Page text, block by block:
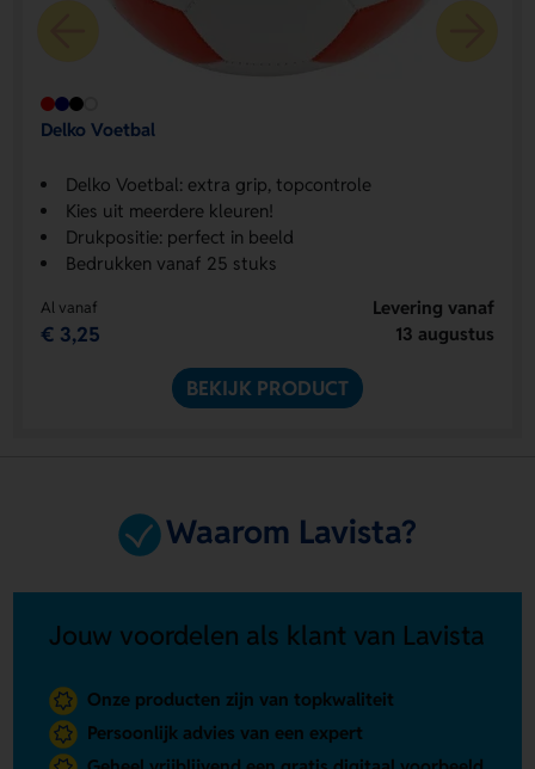
Delko Voetbal
Delko Voetbal: extra grip, topcontrole
Kies uit meerdere kleuren!
Drukpositie: perfect in beeld
Bedrukken vanaf 25 stuks
Al vanaf
€ 3,25
Levering vanaf
13 augustus
BEKIJK PRODUCT
Waarom Lavista?
Jouw voordelen als klant van Lavista
Onze producten zijn van topkwaliteit
Persoonlijk advies van een expert